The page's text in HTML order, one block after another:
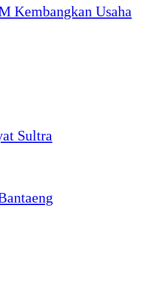
Kembangkan Usaha
Sultra